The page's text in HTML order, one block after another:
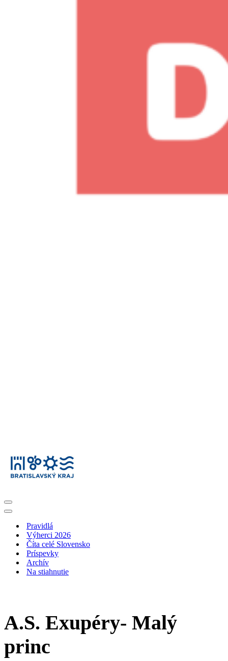
Menu
navigácie
Menu
navigáciePravidlá
Výherci 2026
Číta celé Slovensko
Príspevky
Archív
Na stiahnutie
A.S. Exupéry- Malý
princ